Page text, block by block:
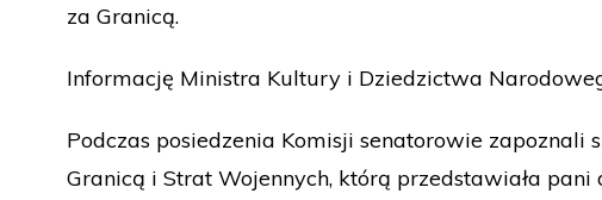
za Granicą.
Informację Ministra Kultury i Dziedzictwa
Podczas posiedzenia Komisji senatorowie
Granicą i Strat Wojennych, którą przedstawiała